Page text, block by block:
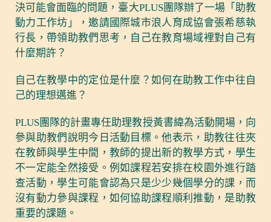
決可能會面臨的問題，臺大PLUS團隊辦了一場「助教
動力工作坊」，邀請國際城市浪人育成協會張希慈執
行長，帶領助教們思考，自己在教育場域裡對自己有
什麼期許？
自己在教學中的定位是什麼？如何在助教工作中往自
己的理想邁進？
PLUS團隊的計畫專任助理教授黃書緯為活動開場，向
參與助教們說明今日活動目標。他表示，助教往往夾
在教師與學生中間，教師的提出新的教學方式，學生
不一定能全然接受。例如課程若安排在校園外進行踏
查活動，學生可能會認為只是少少幾個學分的課，而
沒有動力參與課程，如何協助課程順利推動，是助教
重要的課題。